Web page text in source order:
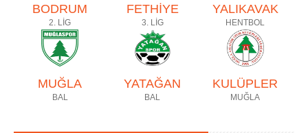
BODRUM
2. LİG
FETHİYE
3. LİG
YALIKAVAK
HENTBOL
MUĞLA
BAL
YATAĞAN
BAL
KULÜPLER
MUĞLA